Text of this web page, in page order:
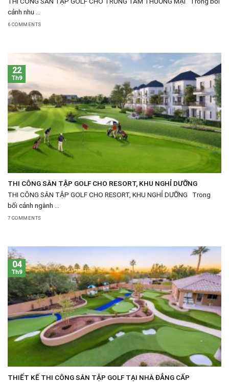
cảnh nhu ...
6 COMMENTS
THI CÔNG SÂN TẬP GOLF CHO RESORT, KHU NGHỈ DƯỠNG
THI CÔNG SÂN TẬP GOLF CHO RESORT, KHU NGHỈ DƯỠNG Trong
bối cảnh ngành ...
7 COMMENTS
22
Th9
THIẾT KẾ THI CÔNG SÂN TẬP GOLF TẠI NHÀ ĐẲNG CẤP
04
Th9